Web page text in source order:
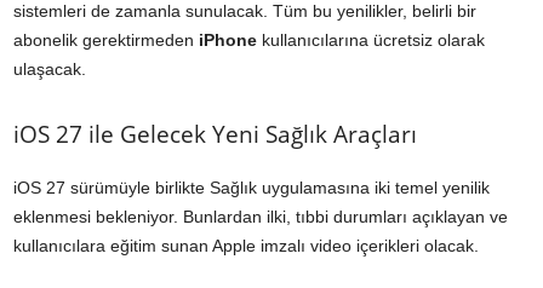
sistemleri de zamanla sunulacak. Tüm bu yenilikler, belirli bir
abonelik gerektirmeden iPhone kullanıcılarına ücretsiz olarak
ulaşacak.
iOS 27 ile Gelecek Yeni Sağlık Araçları
iOS 27 sürümüyle birlikte Sağlık uygulamasına iki temel yenilik
eklenmesi bekleniyor. Bunlardan ilki, tıbbi durumları açıklayan ve
kullanıcılara eğitim sunan Apple imzalı video içerikleri olacak.